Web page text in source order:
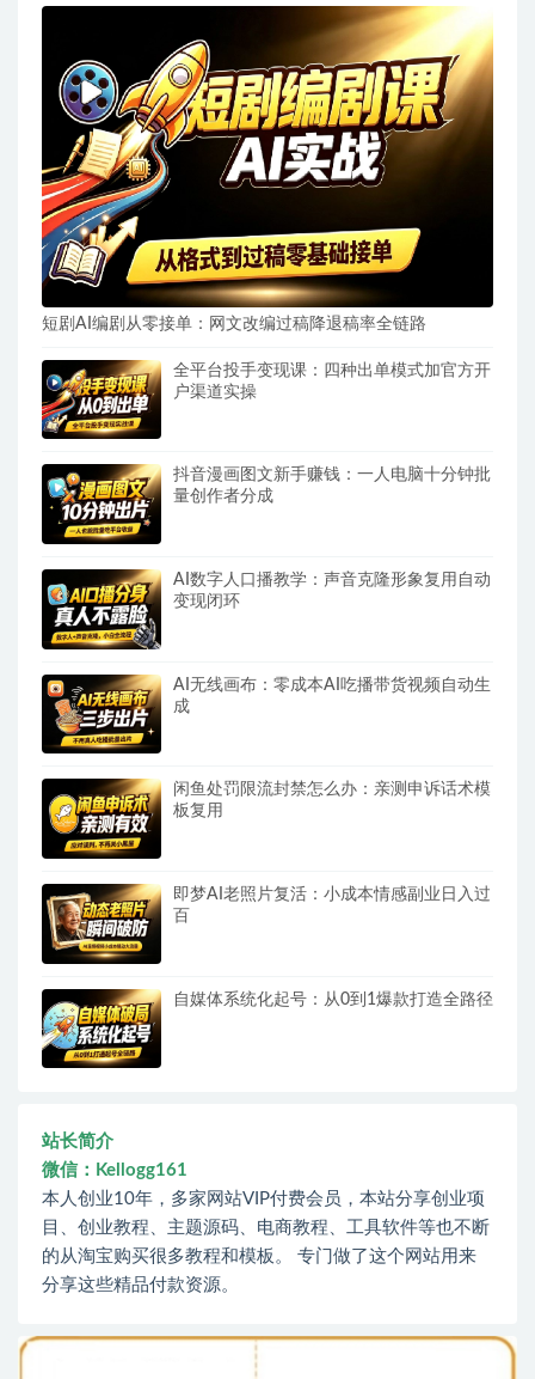
短剧AI编剧从零接单：网文改编过稿降退稿率全链路
全平台投手变现课：四种出单模式加官方开
户渠道实操
抖音漫画图文新手赚钱：一人电脑十分钟批
量创作者分成
AI数字人口播教学：声音克隆形象复用自动
变现闭环
AI无线画布：零成本AI吃播带货视频自动生
成
闲鱼处罚限流封禁怎么办：亲测申诉话术模
板复用
即梦AI老照片复活：小成本情感副业日入过
百
自媒体系统化起号：从0到1爆款打造全路径
站长简介
微信：Kellogg161
本人创业10年，多家网站VIP付费会员，本站分享创业项
目、创业教程、主题源码、电商教程、工具软件等也不断
的从淘宝购买很多教程和模板。 专门做了这个网站用来
分享这些精品付款资源。